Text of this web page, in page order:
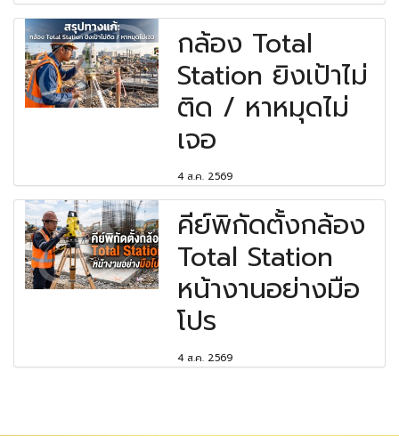
กล้อง Total
Station ยิงเป้าไม่
ติด / หาหมุดไม่
เจอ
4 ส.ค. 2569
คีย์พิกัดตั้งกล้อง
Total Station
หน้างานอย่างมือ
โปร
4 ส.ค. 2569